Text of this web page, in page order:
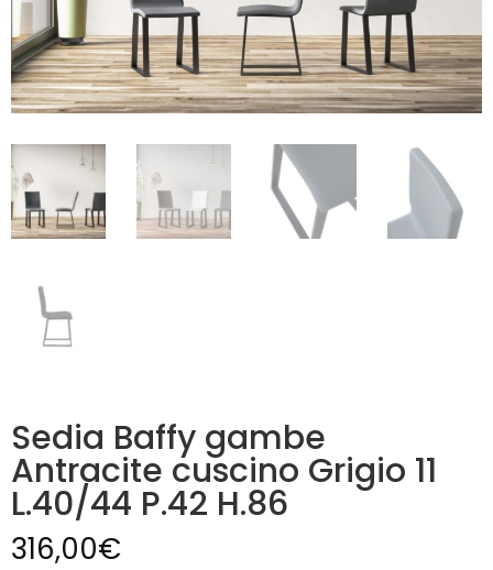
Sedia Baffy gambe
Antracite cuscino Grigio 11
L.40/44 P.42 H.86
316,00€